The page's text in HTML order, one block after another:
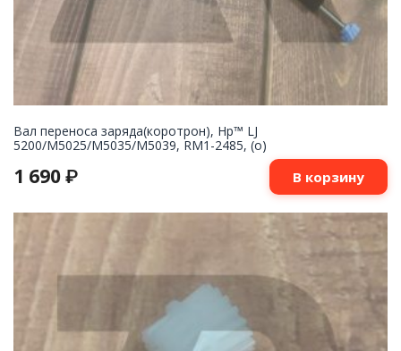
Вал переноса заряда(коротрон), Hp™ LJ
5200/M5025/M5035/M5039, RM1-2485, (о)
1 690 ₽ В корзину